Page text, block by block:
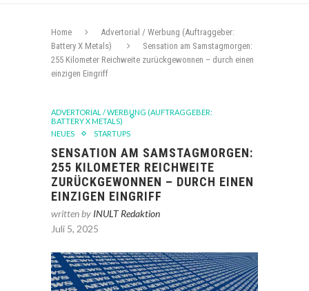
Home
Advertorial / Werbung (Auftraggeber:
Battery X Metals)
Sensation am Samstagmorgen:
255 Kilometer Reichweite zurückgewonnen – durch einen
einzigen Eingriff
ADVERTORIAL / WERBUNG (AUFTRAGGEBER:
BATTERY X METALS)
NEUES
STARTUPS
SENSATION AM SAMSTAGMORGEN:
255 KILOMETER REICHWEITE
ZURÜCKGEWONNEN – DURCH EINEN
EINZIGEN EINGRIFF
written by INULT Redaktion
Juli 5, 2025